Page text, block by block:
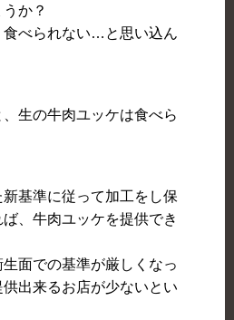
か？
食べられない…と思い込ん
生の牛肉ユッケは食べら
基準に従って加工をし保
、牛肉ユッケを提供でき
面での基準が厳しくなっ
出来るお店が少ないとい